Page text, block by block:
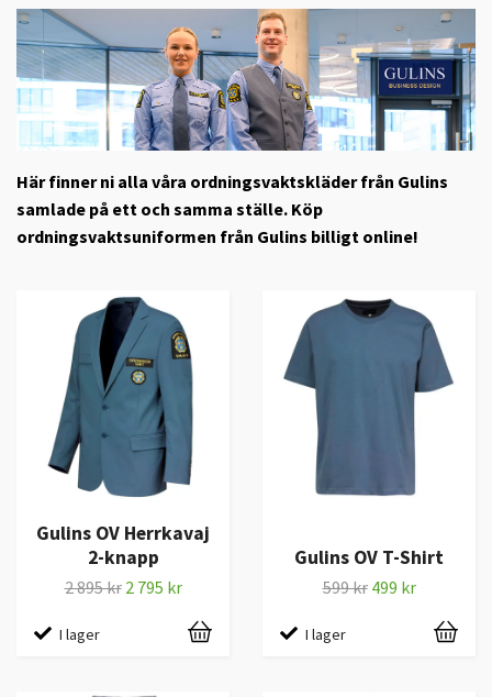
Här finner ni alla våra ordningsvaktskläder från Gulins
samlade på ett och samma ställe. Köp
ordningsvaktsuniformen från Gulins billigt online!
Gulins OV Herrkavaj
2-knapp
2 895 kr 2 795 kr
I lager
Gulins OV T-Shirt
599 kr 499 kr
I lager